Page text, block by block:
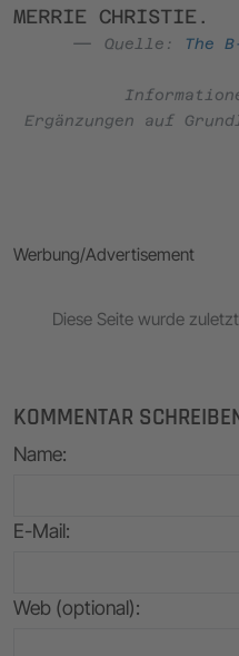
MERRIE CHRISTIE.
Quelle:
The
Ergänzungen auf
Werbung/Advertisement
Diese Seite wurde
KOMMENTAR
Name:
E-Mail:
Web (optional):